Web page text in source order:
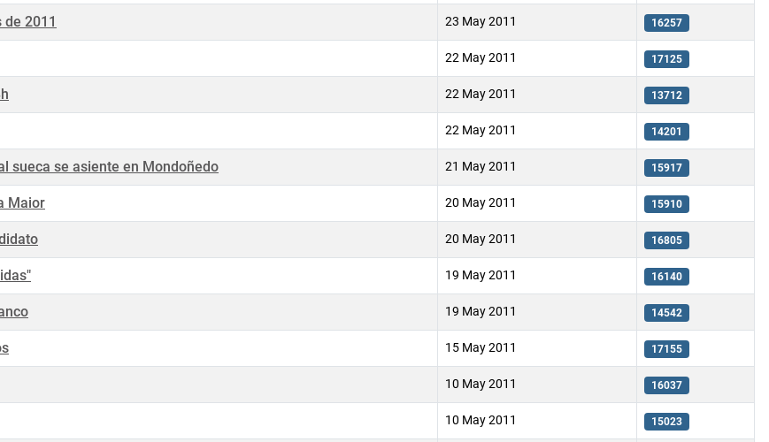
2011 23 May 2011 16257
22 May 2011 17125
22 May 2011 13712
22 May 2011 14201
sueca se asiente en Mondoñedo 21 May 2011 15917
Maior 20 May 2011 15910
20 May 2011 16805
19 May 2011 16140
19 May 2011 14542
15 May 2011 17155
10 May 2011 16037
10 May 2011 15023